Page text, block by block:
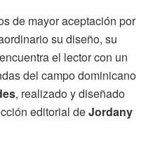
de mayor aceptación por
su diseño, su
el lector con un
del campo dominicano
, realizado y diseñado
editorial deJordany